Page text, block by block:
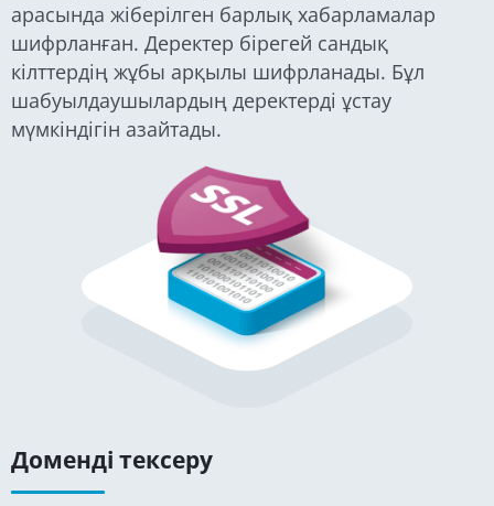
арасында жіберілген барлық хабарламалар
шифрланған. Деректер бірегей сандық
кілттердің жұбы арқылы шифрланады. Бұл
шабуылдаушылардың деректерді ұстау
мүмкіндігін азайтады.
Доменді тексеру